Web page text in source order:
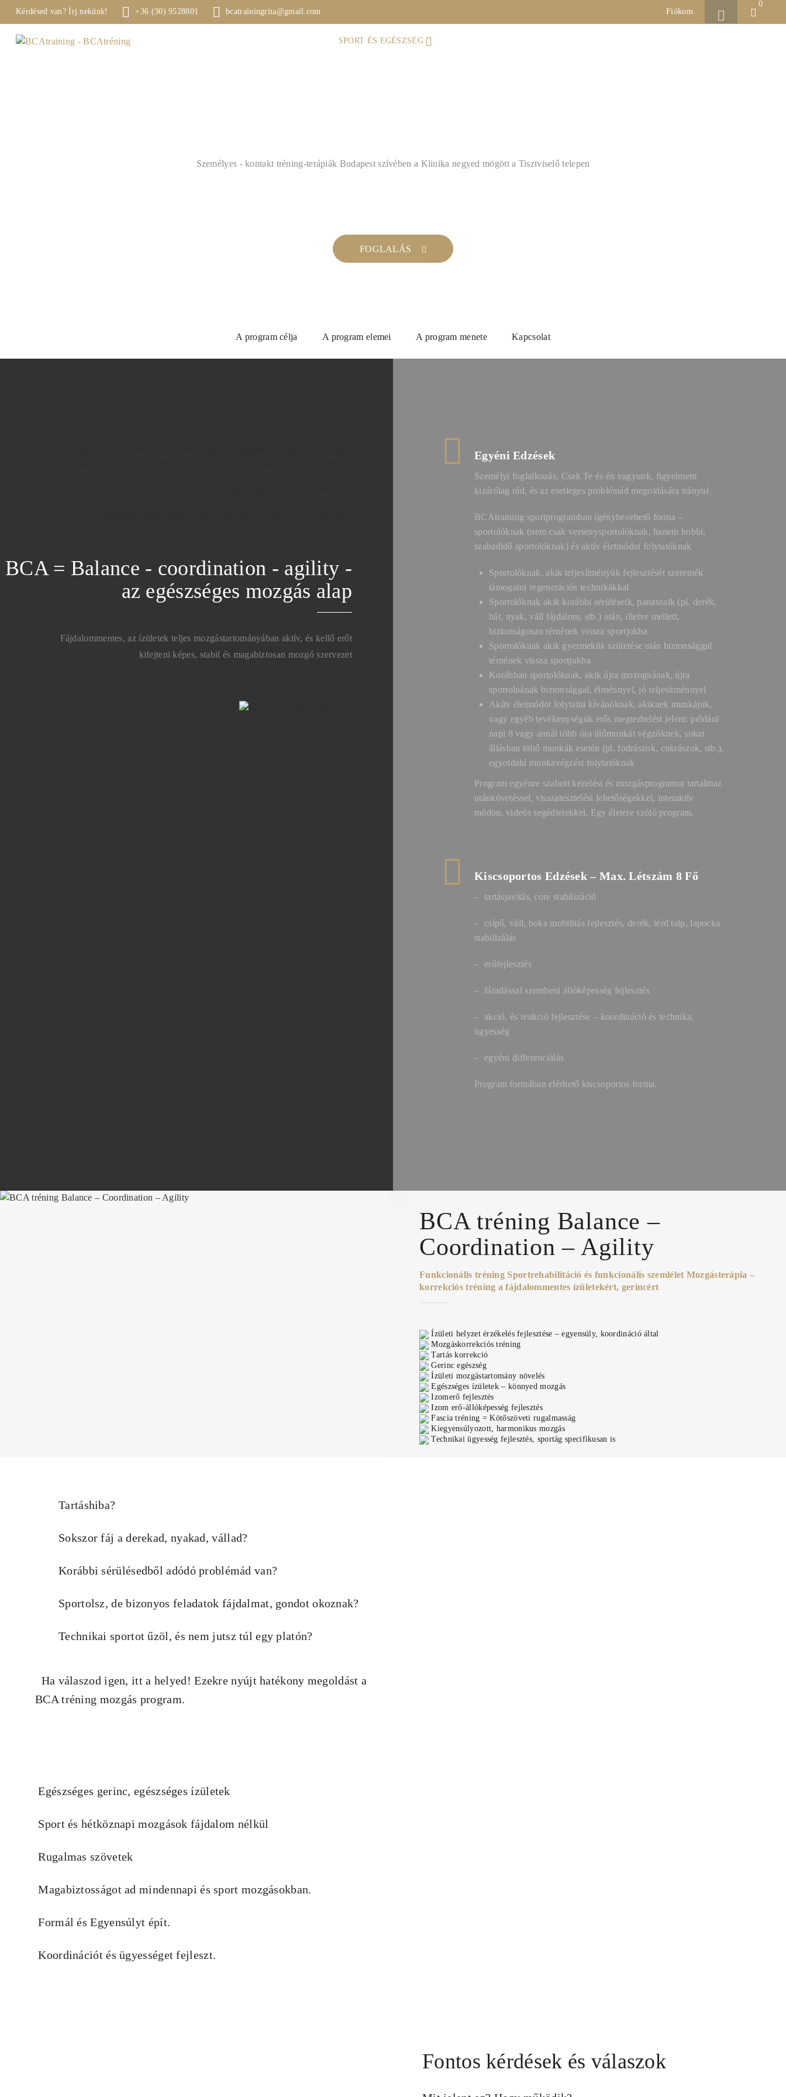
Kérdésed van? Írj nekünk! +36 (30) 9528801 bcatrainingrita@gmail.com Fiókom
0
SPORT ÉS EGÉSZSÉG
Személyes - kontakt tréning-terápiák Budapest szívében a Klinika negyed mögött a Tisztviselő telepen
FOGLALÁS
A program célja A program elemei A program menete Kapcsolat
BCA = Balance - coordination - agility -
az egészséges mozgás alap
Fájdalommentes, az ízületek teljes mozgástartományában aktív, és kellő erőt
kifejteni képes, stabil és magabiztosan mozgó szervezet
Egyéni Edzések
Személyi foglalkozás. Csak Te és én vagyunk, figyelmem
kizárólag rád, és az esetleges problémád megoldására irányul
BCAtraining sportprogramban igénybevehető forma –
sportolóknak (nem csak versenysportolóknak, hanem hobbi,
szabadidő sportolóknak) és aktív életmódot folytatóknak
Sportolóknak, akik teljesítményük fejlesztését szeretnék
támogatni regenerációs technikákkal
Sportolóknak akik korábbi sérüléseik, panaszaik (pl. derék,
hát, nyak, váll fájdalom, stb.) után, illetve mellett,
biztonságosan térnének vissza sportjukba
Sportolóknak akik gyermekük születése után biztonsággal
térnének vissza sportjukba
Korábban sportolóknak, akik újra mozognának, újra
sportolnának biztonsággal, élménnyel, jó teljesítménnyel
Akítv életmódot folytatni kívánóknak, akiknek munkájuk,
vagy egyéb tevékenységük erős megterhelést jelent: például
napi 8 vagy annál több óra ülőmunkát végzőknek, sokat
állásban töltő munkák esetén (pl. fodrászok, cukrászok, stb.),
egyoldalú munkavégzést folytatóknak
Program egyénre szabott kezelési és mozgásprogramot tartalmaz
utánkövetéssel, visszatesztelési lehetőségekkel, interaktív
módon, videós segédletekkel. Egy életere szóló program.
Kiscsoportos Edzések – Max. Létszám 8 Fő
– tartásjavítás, core stabilizáció
– csípő, váll, boka mobilitás fejlesztés, derék, térd talp, lapocka
stabilizálás
– erőfejlesztés
– fáradással szembeni állóképesség fejlesztés
– akció, és reakció fejlesztése – koordináció és technika,
ügyesség
– egyéni differenciálás
Program formában elérhető kiscsoportos forma.
BCA tréning Balance –
Coordination – Agility
Funkcionális tréning Sportrehabilitáció és funkcionális szemlélet Mozgásterápia –
korrekciós tréning a fájdalommentes ízületekért, gerincért
Ízületi helyzet érzékelés fejlesztése – egyensúly, koordináció által
Mozgáskorrekciós tréning
Tartás korrekció
Gerinc egészség
Ízületi mozgástartomány növelés
Egészséges ízületek – könnyed mozgás
Izomerő fejlesztés
Izom erő-állóképesség fejlesztés
Fascia tréning = Kötőszöveti rugalmasság
Kiegyensúlyozott, harmonikus mozgás
Technikai ügyesség fejlesztés, sportág specifikusan is
Tartáshiba?
Sokszor fáj a derekad, nyakad, vállad?
Korábbi sérülésedből adódó problémád van?
Sportolsz, de bizonyos feladatok fájdalmat, gondot okoznak?
Technikai sportot űzöl, és nem jutsz túl egy platón?
Ha válaszod igen, itt a helyed! Ezekre nyújt hatékony megoldást a
BCA tréning mozgás program.
Egészséges gerinc, egészséges ízületek
Sport és hétköznapi mozgások fájdalom nélkül
Rugalmas szövetek
Magabiztosságot ad mindennapi és sport mozgásokban.
Formál és Egyensúlyt épít.
Koordinációt és ügyességet fejleszt.
Fontos kérdések és válaszok